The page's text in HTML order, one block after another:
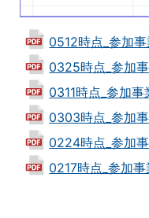
0512時点_参加
0325時点_参加
0311時点_参加
0303時点_参加
0224時点_参加
0217時点_参加